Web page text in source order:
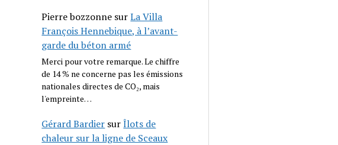
Pierre bozzonne surLa Villa
François Hennebique, à l’avant-
garde du béton armé
Merci pour votre remarque. Le chiffre
de 14 % ne concerne pas les émissions
nationales directes de CO₂, mais
l'empreinte…
Gérard Bardier surÎlots de
chaleur sur la ligne de Sceaux